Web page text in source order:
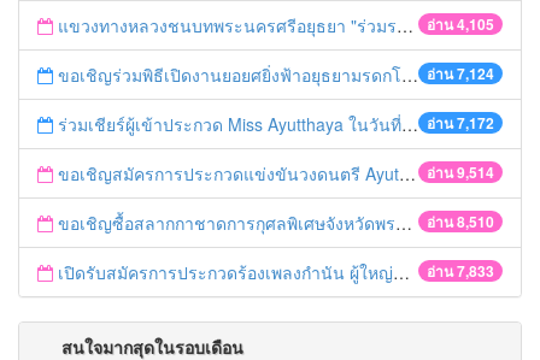
อ่าน 4,105
แขวงทางหลวงชนบทพระนครศรีอยุธยา "ร่วมรณรงค์ ขับช้า เปิดไฟหน้า คาดเข็มขัด" เทศกาลสงกรานต์ ปี 2561
อ่าน 7,124
ขอเชิญร่วมพิธีเปิดงานยอยศยิ่งฟ้าอยุธยามรดกโลก
อ่าน 7,172
ร่วมเชียร์ผู้เข้าประกวด Miss Ayutthaya ในวันที่ 15 ธันวาคม 2560
อ่าน 9,514
ขอเชิญสมัครการประกวดแข่งขันวงดนตรี Ayutthaya battle of the bands
อ่าน 8,510
ขอเชิญซื้อสลากกาชาดการกุศลพิเศษจังหวัดพระนครศรีอยุธยา 2560
อ่าน 7,833
เปิดรับสมัครการประกวดร้องเพลงกำนัน ผู้ใหญ่บ้าน ฯลฯ
สนใจมากสุดในรอบเดือน